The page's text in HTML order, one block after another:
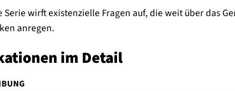
Serie wirft existenzielle Fragen auf, die weit über das
anregen.
im Detail